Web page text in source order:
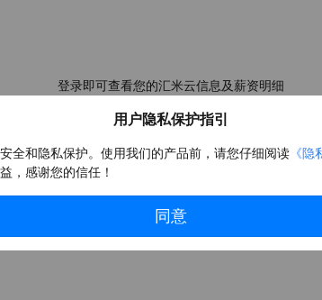
登录即可查看您的汇米云信息及薪资明细
用户隐私保护指引
全和隐私保护。使用我们的产品前，请您仔细阅读 《隐
，感谢您的信任！
同意